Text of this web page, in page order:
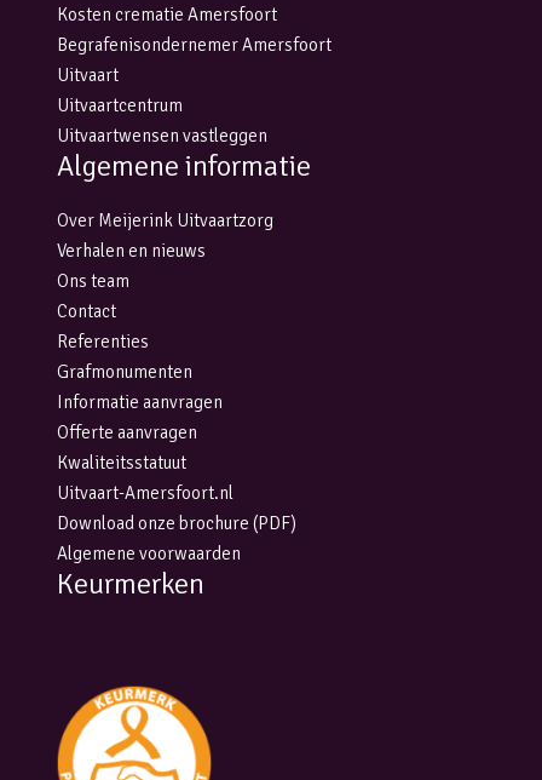
Kosten crematie Amersfoort
Begrafenisondernemer Amersfoort
Uitvaart
Uitvaartcentrum
Uitvaartwensen vastleggen
Algemene informatie
Over Meijerink Uitvaartzorg
Verhalen en nieuws
Ons team
Contact
Referenties
Grafmonumenten
Informatie aanvragen
Offerte aanvragen
Kwaliteitsstatuut
Uitvaart-Amersfoort.nl
Download onze brochure (PDF)
Algemene voorwaarden
Keurmerken